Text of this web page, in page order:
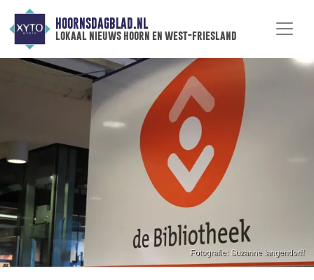
HOORNSDAGBLAD.NL
lokaal nieuws hoorn en west-friesland